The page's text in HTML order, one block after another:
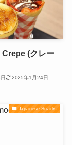
(クレー
2025年1月24日
Japanese Snacks